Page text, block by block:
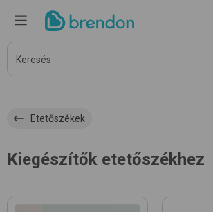
Etetőszékek
Kiegészítők etetőszékhez